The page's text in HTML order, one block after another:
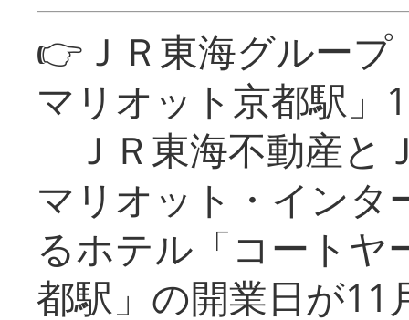
👉ＪＲ東海グルー
マリオット京都駅」
ＪＲ東海不動産と
マリオット・インタ
るホテル「コートヤ
都駅」の開業日が11